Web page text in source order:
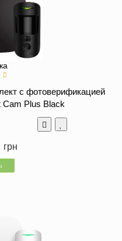
с фотоверификацией
Cam Plus Black
грн